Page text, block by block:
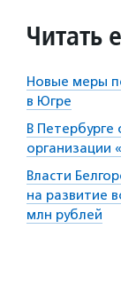
Читать
Новые меры
в Югре
В
организации
Власти
на развитие
млн рублей